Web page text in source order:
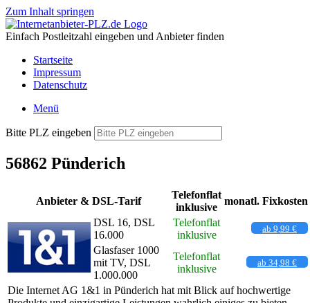
Zum Inhalt springen
Einfach Postleitzahl eingeben und Anbieter finden
Startseite
Impressum
Datenschutz
Menü
Bitte PLZ eingeben
56862 Pünderich
Anbieter & DSL-Tarif
Telefonflat
inklusive
monatl. Fixkosten
DSL 16, DSL
16.000
Telefonflat
inklusive
ab 9,99 €
Glasfaser 1000
mit TV, DSL
1.000.000
Telefonflat
inklusive
ab 34,98 €
Die Internet AG 1&1 in Pünderich hat mit Blick auf hochwertige